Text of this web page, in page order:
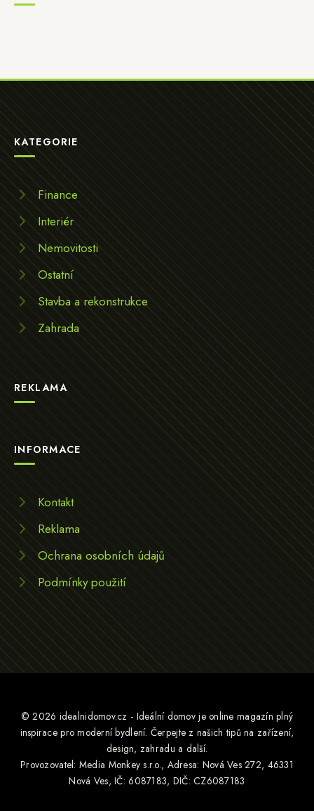
KATEGORIE
Finance
Interiér
Nemovitosti
Ostatní
Stavba a rekonstrukce
Zahrada
REKLAMA
INFORMACE
Kontakt
Reklama
Ochrana osobních údajů
Podmínky použití
© 2026 idealnidomov.cz - Ideální domov je online magazín plný
inspirace pro moderní bydlení. Čerpejte z našich tipů na zařízení,
design, zahradu a další.
Provozovatel: Media Monkey s.r.o., Adresa: Nová Ves 272, 46331
Nová Ves, IČ: 6087183, DIČ: CZ6087183